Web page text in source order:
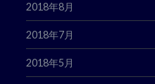
2018年8月
2018年7月
2018年5月